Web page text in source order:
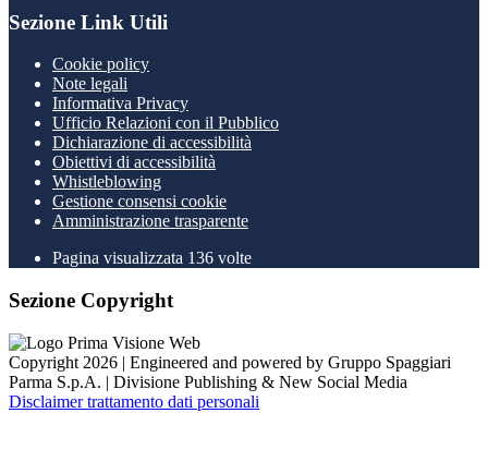
Sezione Link Utili
Cookie policy
Note legali
Informativa Privacy
Ufficio Relazioni con il Pubblico
Dichiarazione di accessibilità
Obiettivi di accessibilità
Whistleblowing
Gestione consensi cookie
Amministrazione trasparente
Pagina visualizzata 136 volte
Sezione Copyright
Copyright 2026 | Engineered and powered by Gruppo Spaggiari
Parma S.p.A. | Divisione Publishing & New Social Media
Disclaimer trattamento dati personali